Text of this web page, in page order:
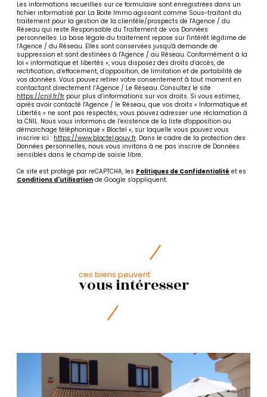
Les informations recueillies sur ce formulaire sont enregistrées dans un
fichier informatisé par La Boite Immo agissant comme Sous-traitant du
traitement pour la gestion de la clientèle/prospects de l'Agence / du
Réseau qui reste Responsable du Traitement de vos Données
personnelles. La base légale du traitement repose sur l'intérêt légitime de
l'Agence / du Réseau. Elles sont conservées jusqu'à demande de
suppression et sont destinées à l'Agence / au Réseau. Conformément à la
loi « informatique et libertés », vous disposez des droits d’accès, de
rectification, d’effacement, d’opposition, de limitation et de portabilité de
vos données. Vous pouvez retirer votre consentement à tout moment en
contactant directement l’Agence / Le Réseau. Consultez le site
https://cnil.fr/fr pour plus d’informations sur vos droits. Si vous estimez,
après avoir contacté l'Agence / le Réseau, que vos droits « Informatique et
Libertés » ne sont pas respectés, vous pouvez adresser une réclamation à
la CNIL. Nous vous informons de l’existence de la liste d'opposition au
démarchage téléphonique « Bloctel », sur laquelle vous pouvez vous
inscrire ici : https://www.bloctel.gouv.fr. Dans le cadre de la protection des
Données personnelles, nous vous invitons à ne pas inscrire de Données
sensibles dans le champ de saisie libre.
Ce site est protégé par reCAPTCHA, les Politiques de Confidentialité et es
Conditions d'utilisation de Google s'appliquent.
ces biens peuvent
vous intéresser